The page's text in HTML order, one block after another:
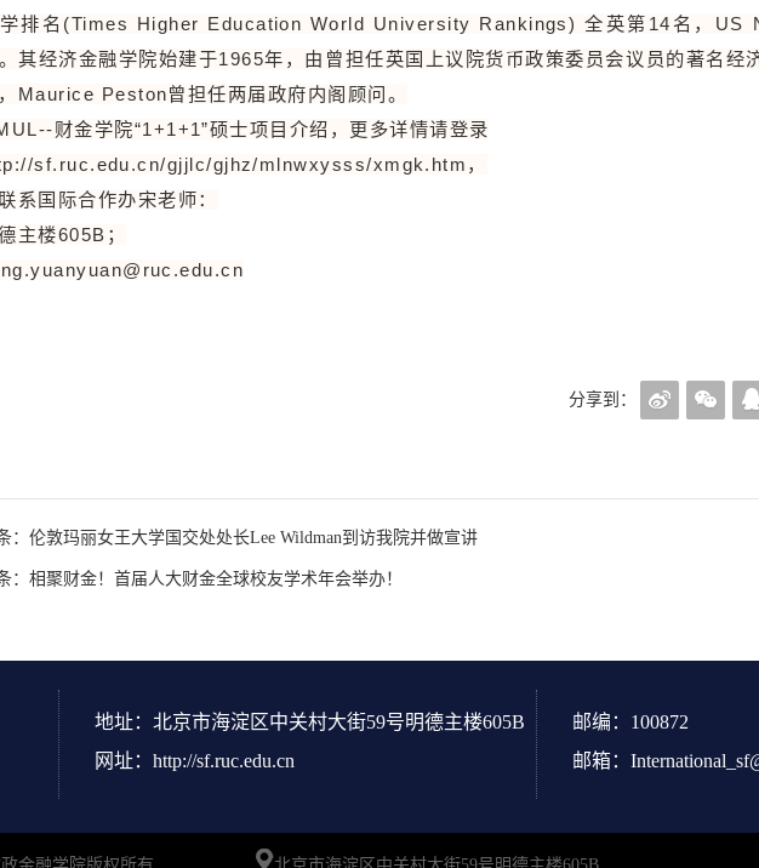
排名(Times Higher Education World University Rankings) 全英第14名，US
其经济金融学院始建于1965年，由曾担任英国上议院货币政策委员会议员的著名经
Maurice Peston曾担任两届政府内阁顾问。
财金学院“1+1+1”硕士项目介绍，更多详情请登录
sf.ruc.edu.cn/gjjlc/gjhz/mlnwxysss/xmgk.htm，
系国际合作办宋老师：
主楼605B；
分享到：
：伦敦玛丽女王大学国交处处长Lee Wildman到访我院并做宣讲
：相聚财金！首届人大财金全球校友学术年会举办！
地址：北京市海淀区中关村大街59号明德主楼605B
网址：http://sf.ruc.edu.cn
邮编：100872
邮箱：